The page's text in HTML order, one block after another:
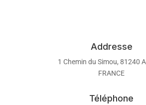
Addresse
1 Chemin du Simou, 81240
FRANCE
Téléphone